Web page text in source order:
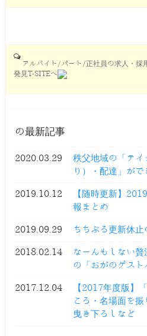
アルバイト/パート/正社員の求人・採
発見T-SITEへ
の最新記事
2020.03.29
秩父地域の「テ
り）・配達」がで
2019.10.12
【随時更新】
報まとめ
2019.09.29 ちちぶる更新休止
2018.02.14
なーんもしない
の「おがのゲスト
2017.12.04
【2017年度版】
ころ・名場面を振
曳き下ろしなど